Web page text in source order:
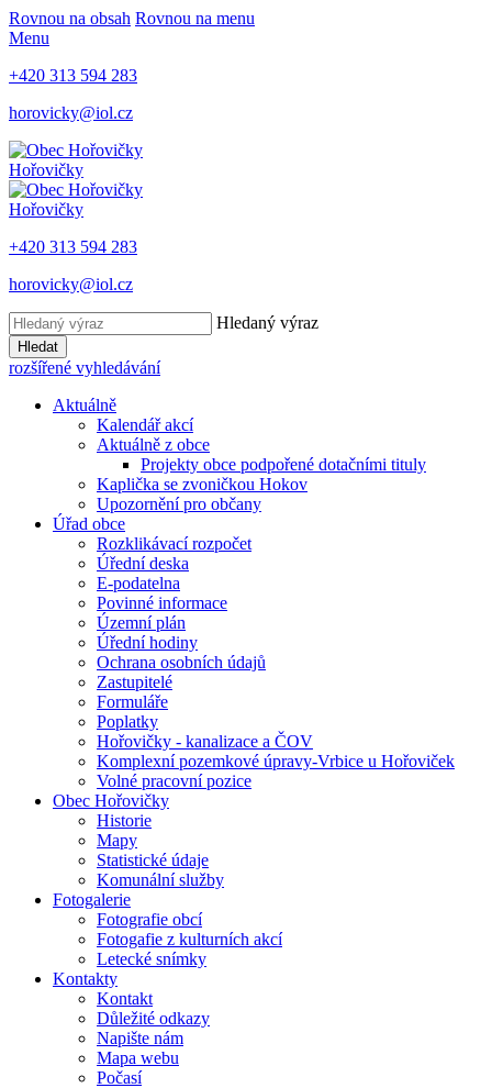
Rovnou na obsah Rovnou na menu
Menu
+420 313 594 283
horovicky@iol.cz
Hořovičky
Hořovičky
+420 313 594 283
horovicky@iol.cz
Hledaný výraz
Hledat
rozšířené vyhledávání
Aktuálně
Kalendář akcí
Aktuálně z obce
Projekty obce podpořené dotačními tituly
Kaplička se zvoničkou Hokov
Upozornění pro občany
Úřad obce
Rozklikávací rozpočet
Úřední deska
E-podatelna
Povinné informace
Územní plán
Úřední hodiny
Ochrana osobních údajů
Zastupitelé
Formuláře
Poplatky
Hořovičky - kanalizace a ČOV
Komplexní pozemkové úpravy-Vrbice u Hořoviček
Volné pracovní pozice
Obec Hořovičky
Historie
Mapy
Statistické údaje
Komunální služby
Fotogalerie
Fotografie obcí
Fotogafie z kulturních akcí
Letecké snímky
Kontakty
Kontakt
Důležité odkazy
Napište nám
Mapa webu
Počasí